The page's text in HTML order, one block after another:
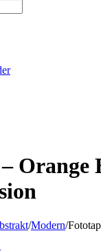
Orange
/Modern/